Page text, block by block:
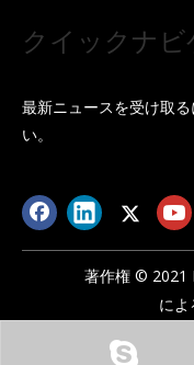
クイックナビ
最新ニュースを受け取
い。
著作権 © 2021
によ